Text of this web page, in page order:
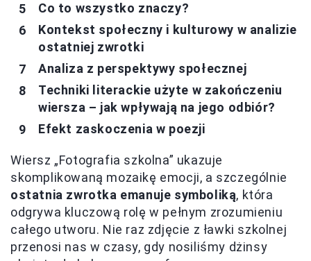
Co to wszystko znaczy?
Kontekst społeczny i kulturowy w analizie
ostatniej zwrotki
Analiza z perspektywy społecznej
Techniki literackie użyte w zakończeniu
wiersza – jak wpływają na jego odbiór?
Efekt zaskoczenia w poezji
Wiersz „Fotografia szkolna” ukazuje
skomplikowaną mozaikę emocji, a szczególnie
ostatnia zwrotka emanuje symboliką, która
odgrywa kluczową rolę w pełnym zrozumieniu
całego utworu. Nie raz zdjęcie z ławki szkolnej
przenosi nas w czasy, gdy nosiliśmy dżinsy